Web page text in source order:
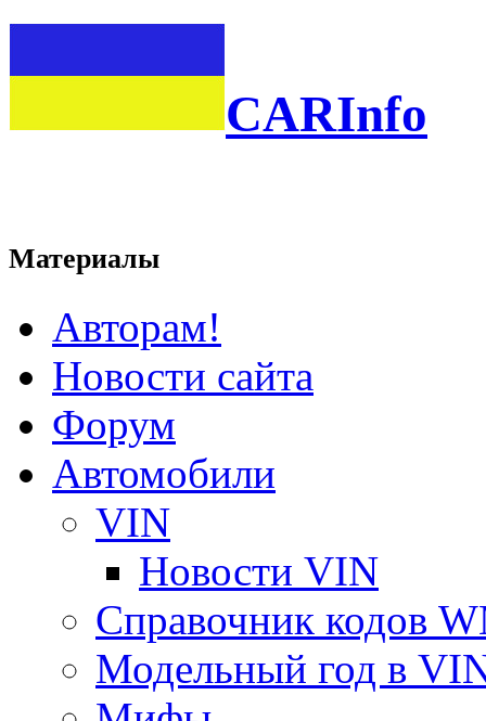
CARInfo
Материалы
Авторам!
Новости сайта
Форум
Автомобили
VIN
Новости VIN
Справочник кодов
Модельный год в